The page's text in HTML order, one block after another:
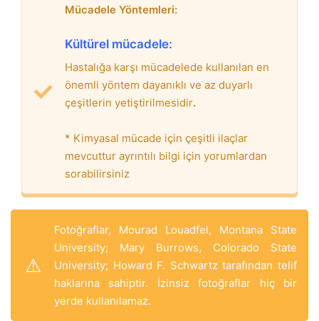
Mücadele Yöntemleri:
Kültürel mücadele:
Hastalığa karşı mücadelede kullanılan en
önemli yöntem dayanıklı ve az duyarlı
çeşitlerin yetiştirilmesidir.
* Kimyasal mücade için çeşitli ilaçlar
mevcuttur ayrıntılı bilgi için yorumlardan
sorabilirsiniz
Fotoğraflar, Mourad Louadfel, Montana State
University; Mary Burrows, Colorado State
University; Howard F. Schwartz tarafından telif
haklarına sahiptir. İzinsiz fotoğraflar hiç bir
yerde kullanılamaz.